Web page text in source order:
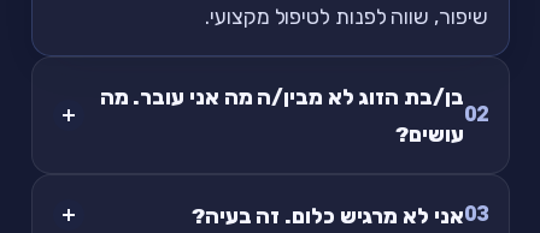
שיפור, שווה לפנות לטיפול מקצועי.
02
בן/בת הזוג לא מבין/ה מה אני עובר. מה
עושים?
03אני לא מרגיש כלום. זה בעיה?